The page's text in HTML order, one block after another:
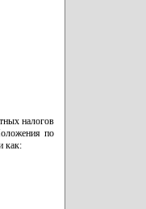
налогов
по
как: